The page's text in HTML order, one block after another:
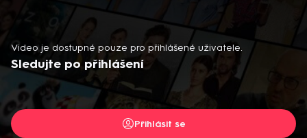
Video je dostupné pouze pro přihlášené uživatele.
Sledujte po přihlášení
Přihlásit se